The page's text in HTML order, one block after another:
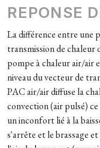
REPONSE
La différence entre une
transmission de chaleur
pompe à chaleur air/air
niveau du vecteur de
PAC air/air diffuse la
convection (air pulsé)
un inconfort lié à la
s'arrête et le brassage